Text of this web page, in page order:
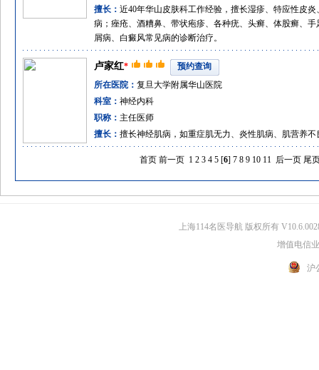
擅长： 近40年华山皮肤科工作经验，擅长湿疹、特应性皮
病；痤疮、酒糟鼻、带状疱疹、各种疣、头癣、体股癣、
屑病、白癜风常见病的诊断治疗。
卢家红*
预约查询
所在医院： 复旦大学附属华山医院
科室： 神经内科
职称： 主任医师
擅长： 擅长神经肌病，如重症肌无力、炎性肌病、肌营养
首页 前一页 1 2 3 4 5 [6]7 8 9 10 11 后一页 尾
上海114名医导航 版权所有
增值电信
沪